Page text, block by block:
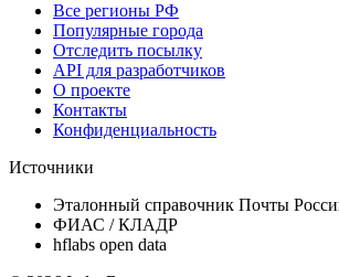
Все регионы РФ
Популярные города
Отследить посылку
API для разработчиков
О проекте
Контакты
Конфиденциальность
Источники
Эталонный справочник Почты
ФИАС / КЛАДР
hflabs open data